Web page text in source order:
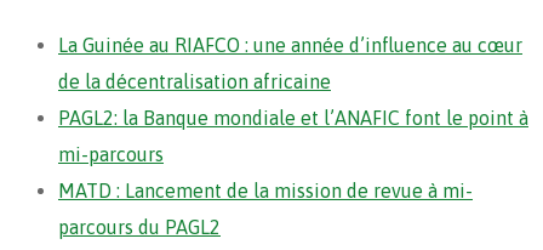
La Guinée au RIAFCO : une année d’influence au cœur
de la décentralisation africaine
PAGL2: la Banque mondiale et l’ANAFIC font le point à
mi-parcours
MATD : Lancement de la mission de revue à mi-
parcours du PAGL2